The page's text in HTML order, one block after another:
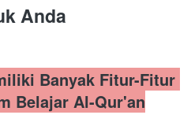
Anda
Banyak Fitur-Fitur
Belajar Al-Qur'an